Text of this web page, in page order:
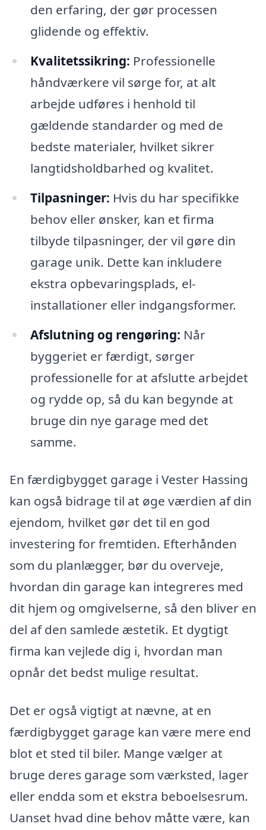
den erfaring, der gør processen
glidende og effektiv.
Kvalitetssikring: Professionelle
håndværkere vil sørge for, at alt
arbejde udføres i henhold til
gældende standarder og med de
bedste materialer, hvilket sikrer
langtidsholdbarhed og kvalitet.
Tilpasninger: Hvis du har specifikke
behov eller ønsker, kan et firma
tilbyde tilpasninger, der vil gøre din
garage unik. Dette kan inkludere
ekstra opbevaringsplads, el-
installationer eller indgangsformer.
Afslutning og rengøring: Når
byggeriet er færdigt, sørger
professionelle for at afslutte arbejdet
og rydde op, så du kan begynde at
bruge din nye garage med det
samme.
En færdigbygget garage i Vester Hassing
kan også bidrage til at øge værdien af din
ejendom, hvilket gør det til en god
investering for fremtiden. Efterhånden
som du planlægger, bør du overveje,
hvordan din garage kan integreres med
dit hjem og omgivelserne, så den bliver en
del af den samlede æstetik. Et dygtigt
firma kan vejlede dig i, hvordan man
opnår det bedst mulige resultat.
Det er også vigtigt at nævne, at en
færdigbygget garage kan være mere end
blot et sted til biler. Mange vælger at
bruge deres garage som værksted, lager
eller endda som et ekstra beboelsesrum.
Uanset hvad dine behov måtte være, kan